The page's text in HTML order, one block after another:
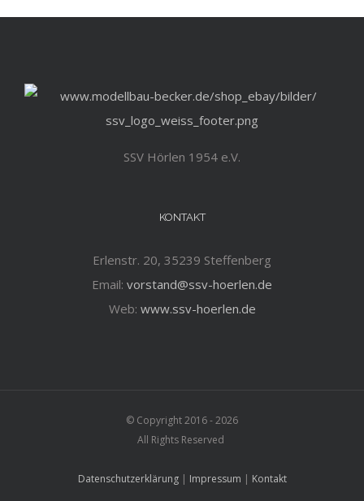
SSV Hörlen 1954 e.V.
KONTAKT
Erlenstr. 20, 35239 Steffenberg
Email: vorstand@ssv-hoerlen.de
Web: www.ssv-hoerlen.de
© Copyright 2016 -2026
All Rights Reserved
Datenschutzerklärung| Impressum | Kontakt